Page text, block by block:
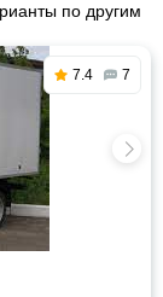
по другим
7.4 7